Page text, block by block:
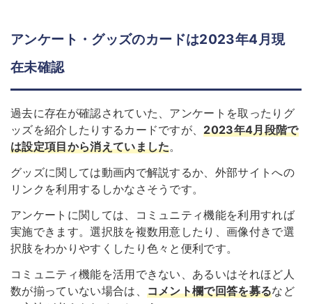
アンケート・グッズのカードは2023年4月現
在未確認
過去に存在が確認されていた、アンケートを取ったりグ
ッズを紹介したりするカードですが、2023年4月段階で
は設定項目から消えていました。
グッズに関しては動画内で解説するか、外部サイトへの
リンクを利用するしかなさそうです。
アンケートに関しては、コミュニティ機能を利用すれば
実施できます。選択肢を複数用意したり、画像付きで選
択肢をわかりやすくしたり色々と便利です。
コミュニティ機能を活用できない、あるいはそれほど人
数が揃っていない場合は、 コメント欄で回答を募るなど